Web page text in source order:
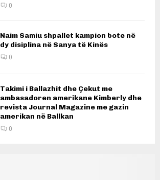
0
Naim Samiu shpallet kampion bote në
dy disiplina në Sanya të Kinës
0
Takimi i Ballazhit dhe Çekut me
ambasadoren amerikane Kimberly dhe
revista Journal Magazine me gazin
amerikan në Ballkan
0